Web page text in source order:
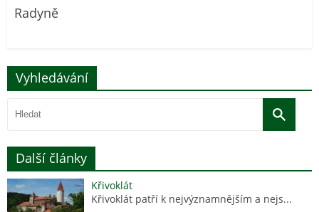
Radyně
Vyhledávání
Další články
Křivoklát
Křivoklát patří k nejvýznamnějším a nejs...